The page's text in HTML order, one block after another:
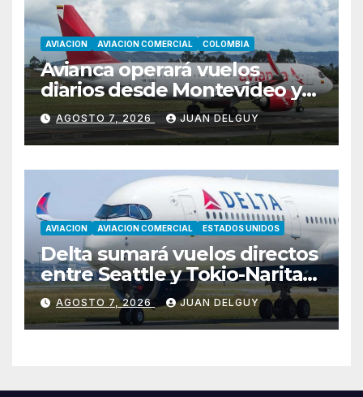
AVIACION AVIACION COMERCIAL COLOMBIA
Avianca operará vuelos
diarios desde Montevideo y
Asunción hacia Bogotá
AGOSTO 7, 2026 JUAN DELGUY
AVIACION AVIACION COMERCIAL ESTADOS UNIDOS
Delta sumará vuelos directos
entre Seattle y Tokio-Narita
desde marzo de 2027
AGOSTO 7, 2026 JUAN DELGUY